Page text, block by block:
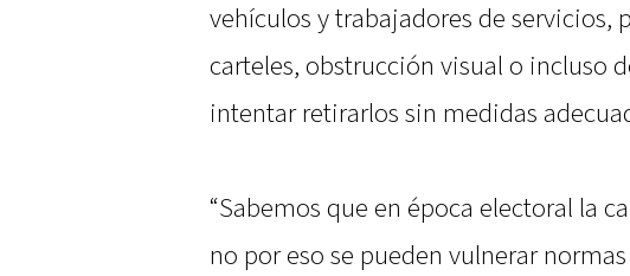
vehículos y trabajadores de servicios,
carteles, obstrucción visual o incluso
intentar retirarlos sin medidas
“Sabemos que en época electoral la
no por eso se pueden vulnerar